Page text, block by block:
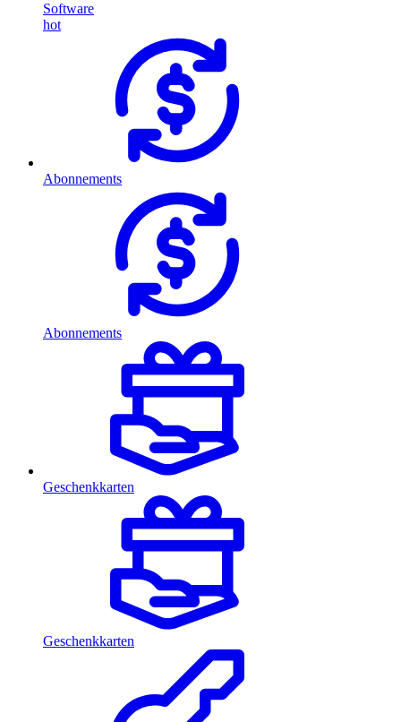
Software
hot
Abonnements
Abonnements
Geschenkkarten
Geschenkkarten